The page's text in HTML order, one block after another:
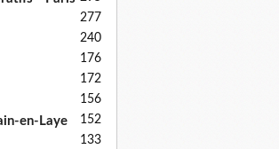
277
240
176
172
156
en-Laye 152
133